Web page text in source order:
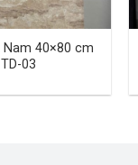
Nam 40×80 cm
TD-03